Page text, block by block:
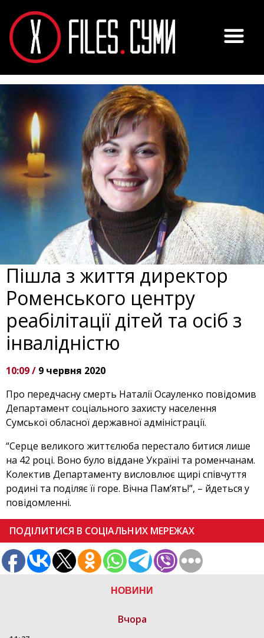
НОВИНИ
Вчора
Пішла з життя директор
Роменського центру
реабілітації дітей та осіб з
інвалідністю
10:09 / 9 червня 2020
Про передчасну смерть Наталії Осауленко повідомив
Департамент соціального захисту населення
Сумської обласної державної адміністрації.
“Серце великого життєлюба перестало битися лише
на 42 році. Воно було віддане Україні та роменчанам.
Колектив Департаменту висловлює щирі співчуття
родині та поділяє її горе. Вічна Пам’ять!”, – йдеться у
повідомленні.
ПОДІЛИТИСЯ В СОЦІАЛЬНИХ МЕРЕЖАХ